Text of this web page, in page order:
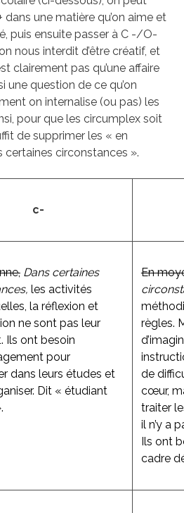
une matière qu’on aime et
puis ensuite passer à C -/O-
nous interdit d’être créatif, et
clairement pas qu’une affaire
une question de ce qu’on
on internalise (ou pas) les
pour que les circumplex soit
de supprimer les « en
certaines circonstances ».
c-
Dans certaines
les activités
la réflexion et
ne sont pas leur
Ils ont besoin
pour
dans leurs études et
Dit « étudiant
En
règles.
de
cœur,
traiter
il n’y a
Ils ont
cadre